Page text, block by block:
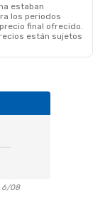
estaban
los periodos
final ofrecido.
están sujetos
6/08